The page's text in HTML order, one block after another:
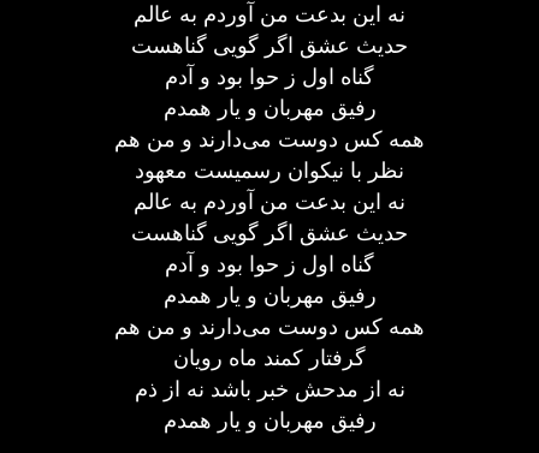
نه این بدعت من آوردم به عالم
حدیث عشق اگر گویی گناهست
گناه اول ز حوا بود و آدم
رفیق مهربان و یار همدم
همه کس دوست می‌دارند و من هم
نظر با نیکوان رسمیست معهود
نه این بدعت من آوردم به عالم
حدیث عشق اگر گویی گناهست
گناه اول ز حوا بود و آدم
رفیق مهربان و یار همدم
همه کس دوست می‌دارند و من هم
گرفتار کمند ماه رویان
نه از مدحش خبر باشد نه از ذم
رفیق مهربان و یار همدم